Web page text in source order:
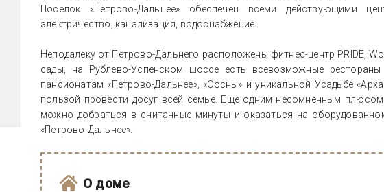
Поселок «Петрово-Дальнее» обеспечен всеми действующими
электричество, канализация, водоснабжение.
Неподалеку от Петрово-Дальнего расположены фитнес-центр PRIDE,
сады, на Рублево-Успенском шоссе есть всевозможные
пансионатам «Петрово-Дальнее», «Сосны» и уникальной Усадьбе
пользой провести досуг всей семье. Еще одним несомненным
можно добраться в считанные минуты и оказаться на
«Петрово-Дальнее».
О доме